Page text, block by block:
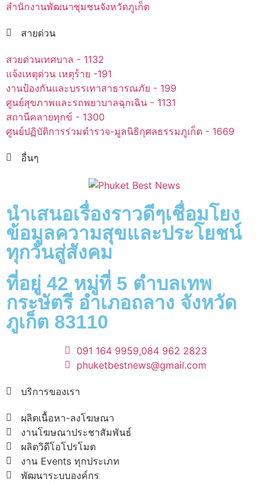
สำนักงานพัฒนาชุมชนจังหวัดภูเก็ต
สายด่วน
สวยด่วนเทศบาล - 1132
แจ้งเหตุด่วน เหตุร้าย -191
งานป้องกันและบรรเทาสาธารณภัย - 199
ศูนย์สุขภาพและรถพยาบาลฉุกเฉิน - 1131
สถานีคลายทุกข์ - 1300
ศูนย์ปฏิบัติการร่วมตำรวจ-มูลนิธิกุศลธรรมภูเก็ต - 1669
อื่นๆ
นำเสนอเรื่องราวดีๆเชื่อมโยง
ข้อมูลความสุขและประโยชน์
ทุกวันสู่สังคม
ที่อยู่ 42 หมู่ที่ 5 ตำบลเทพ
กระษัตรี อำเภอถลาง จังหวัด
ภูเก็ต 83110
091 164 9959,084 962 2823
phuketbestnews@gmail.com
บริการของเรา
ผลิตเนื้อหา-ลงโฆษณา
งานโฆษณาประชาสัมพันธ์
ผลิตวิดีโอโปรโมต
งาน Events ทุกประเภท
พัฒนาระบบองค์กร